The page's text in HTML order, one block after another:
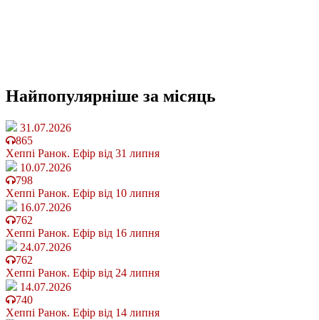
Найпопулярніше за місяць
31.07.2026
865
Хеппі Ранок. Ефір від 31 липня
10.07.2026
798
Хеппі Ранок. Ефір від 10 липня
16.07.2026
762
Хеппі Ранок. Ефір від 16 липня
24.07.2026
762
Хеппі Ранок. Ефір від 24 липня
14.07.2026
740
Хеппі Ранок. Ефір від 14 липня